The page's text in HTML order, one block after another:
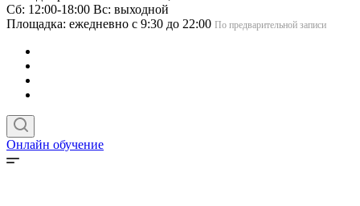
Сб: 12:00-18:00 Вс: выходной
Площадка: ежедневно с 9:30 до 22:00 По предварительной записи
Онлайн обучение